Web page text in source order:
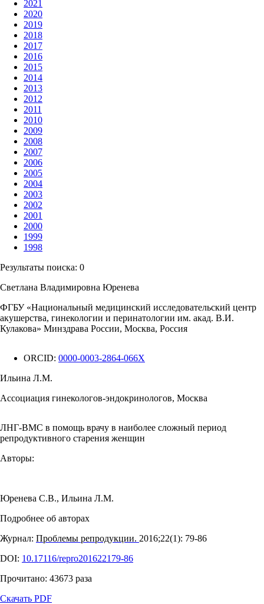
2021
2020
2019
2018
2017
2016
2015
2014
2013
2012
2011
2010
2009
2008
2007
2006
2005
2004
2003
2002
2001
2000
1999
1998
Результаты поиска: 0
Светлана Владимировна Юренева
ФГБУ «Национальный медицинский исследовательский центр
акушерства, гинекологии и перинатологии им. акад. В.И.
Кулакова» Минздрава России, Москва, Россия
ORCID: 0000-0003-2864-066X
Ильина Л.М.
Ассоциация гинекологов-эндокринологов, Москва
ЛНГ-ВМС в помощь врачу в наиболее сложный период
репродуктивного старения женщин
Авторы:
Юренева С.В., Ильина Л.М.
Подробнее об авторах
Журнал: Проблемы репродукции. 2016;22(1): 79‑86
DOI: 10.17116/repro201622179-86
Прочитано: 43673 раза
Скачать PDF